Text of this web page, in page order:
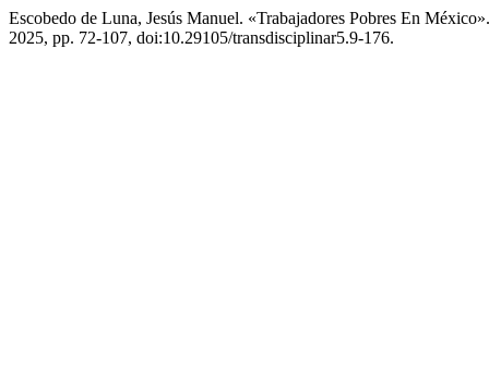
Escobedo de Luna, Jesús Manuel. «Trabajadores Pobres En
2025, pp. 72-107, doi:10.29105/transdisciplinar5.9-176.